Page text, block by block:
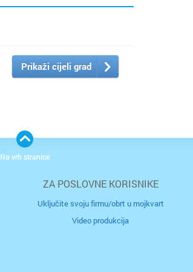
Prikaži cijeli grad
ZA POSLOVNE KORISNIKE
Uključite svoju firmu/obrt u mojkvart
Video produkcija
Na vrh stranice